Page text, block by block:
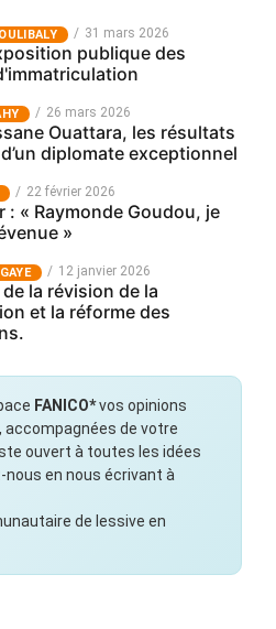
31 mars 2026
publique des
26 mars 2026
Ouattara, les résultats
diplomate exceptionnel
22 février 2026
: « Raymonde Goudou, je
»
12 janvier 2026
la révision de la
et la réforme des
FANICO*vos opinions
de votre
ouvert à toutes les idées
en nous écrivant à
de lessive en